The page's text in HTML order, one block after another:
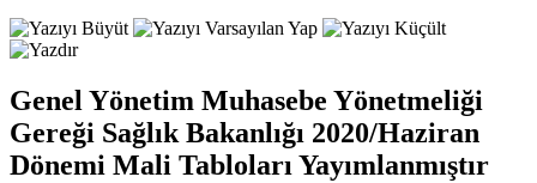
Genel Yönetim Muhasebe Yönetmeliği
Gereği Sağlık Bakanlığı 2020/Haziran
Dönemi Mali Tabloları Yayımlanmıştır